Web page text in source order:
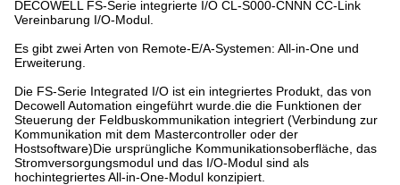
DECOWELL FS-Serie integrierte I/O CL-S000-CNNN CC-Link
Vereinbarung I/O-Modul.
Es gibt zwei Arten von Remote-E/A-Systemen: All-in-One und
Erweiterung.
Die FS-Serie Integrated I/O ist ein integriertes Produkt, das von
Decowell Automation eingeführt wurde.die die Funktionen der
Steuerung der Feldbuskommunikation integriert (Verbindung zur
Kommunikation mit dem Mastercontroller oder der
Hostsoftware)Die ursprüngliche Kommunikationsoberfläche, das
Stromversorgungsmodul und das I/O-Modul sind als
hochintegriertes All-in-One-Modul konzipiert.